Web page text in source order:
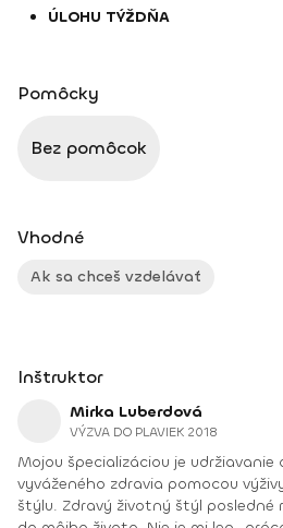
ÚLOHU TÝŽDŇA
Pomôcky
Bez pomôcok
Vhodné
Ak sa chceš vzdelávať
Inštruktor
Mirka Luberdová
VÝZVA DO PLAVIEK 2018
Mojou špecializáciou je
vyváženého zdravia pomocou
štýlu. Zdravý životný štýl